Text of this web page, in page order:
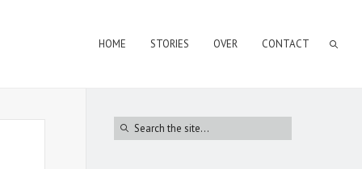
HOME STORIES OVER CONTACT